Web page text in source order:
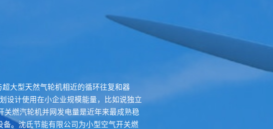
大型天然气轮机相近的循环往复和器
设计使用在小企业规模能量，比如说独立
燃汽轮机并网发电量是近年来最成熟稳
。沈氏节能有限公司为小型空气开关燃